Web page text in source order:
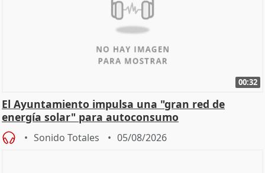
00:32
El Ayuntamiento impulsa una "gran red de
energía solar" para autoconsumo
Sonido Totales 05/08/2026